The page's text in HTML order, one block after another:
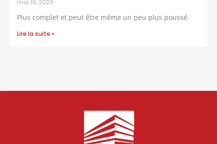
mai 19, 2020
Plus complet et peut être même un peu plus poussé
Lire la suite »